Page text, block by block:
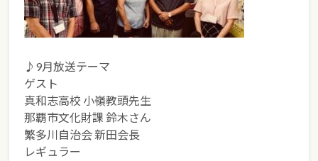
♪9月放送テーマ
ゲスト
真和志高校 小嶺教頭先生
那覇市文化財課 鈴木さん
繁多川自治会 新田会長
レギュラー